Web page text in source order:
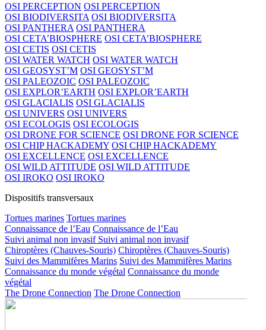
OSI PERCEPTION OSI PERCEPTION
OSI BIODIVERSITA OSI BIODIVERSITA
OSI PANTHERA OSI PANTHERA
OSI CETA’BIOSPHERE OSI CETA’BIOSPHERE
OSI CETIS OSI CETIS
OSI WATER WATCH OSI WATER WATCH
OSI GEOSYST’M OSI GEOSYST’M
OSI PALEOZOIC OSI PALEOZOIC
OSI EXPLOR’EARTH OSI EXPLOR’EARTH
OSI GLACIALIS OSI GLACIALIS
OSI UNIVERS OSI UNIVERS
OSI ECOLOGIS OSI ECOLOGIS
OSI DRONE FOR SCIENCE OSI DRONE FOR SCIENCE
OSI CHIP HACKADEMY OSI CHIP HACKADEMY
OSI EXCELLENCE OSI EXCELLENCE
OSI WILD ATTITUDE OSI WILD ATTITUDE
OSI IROKO OSI IROKO
Dispositifs transversaux
Tortues marines Tortues marines
Connaissance de l’Eau Connaissance de l’Eau
Suivi animal non invasif Suivi animal non invasif
Chiroptères (Chauves-Souris) Chiroptères (Chauves-Souris)
Suivi des Mammifères Marins Suivi des Mammifères Marins
Connaissance du monde végétal Connaissance du monde
végétal
The Drone Connection The Drone Connection